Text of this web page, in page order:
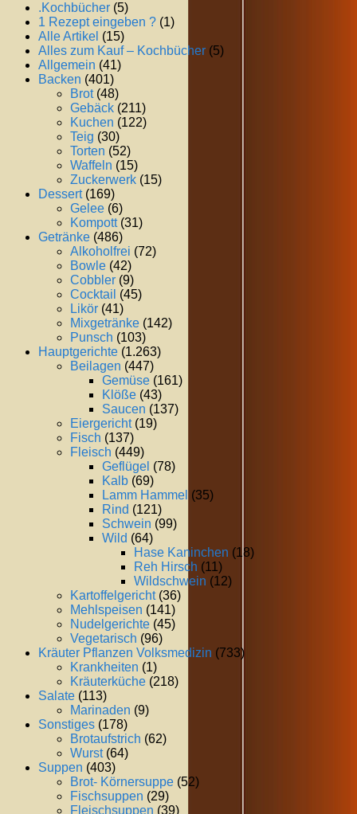
.Kochbücher (5)
1 Rezept eingeben ? (1)
Alle Artikel (15)
Alles zum Kauf – Kochbücher (5)
Allgemein (41)
Backen (401)
Brot(48)
Gebäck (211)
Kuchen (122)
Teig (30)
Torten (52)
Waffeln (15)
Zuckerwerk (15)
Dessert(169)
Gelee (6)
Kompott(31)
Getränke (486)
Alkoholfrei (72)
Bowle (42)
Cobbler (9)
Cocktail (45)
Likör (41)
Mixgetränke (142)
Punsch (103)
Hauptgerichte (1.263)
Beilagen (447)
Gemüse (161)
Klöße (43)
Saucen (137)
Eiergericht(19)
Fisch (137)
Fleisch (449)
Geflügel (78)
Kalb (69)
Lamm Hammel (35)
Rind (121)
Schwein (99)
Wild (64)
Hase Kaninchen (18)
Reh Hirsch (11)
Wildschwein (12)
Kartoffelgericht(36)
Mehlspeisen (141)
Nudelgerichte (45)
Vegetarisch (96)
Kräuter Pflanzen Volksmedizin (733)
Krankheiten (1)
Kräuterküche (218)
Salate (113)
Marinaden (9)
Sonstiges (178)
Brotaufstrich (62)
Wurst(64)
Suppen (403)
Brot- Körnersuppe (52)
Fischsuppen (29)
Fleischsuppen (39)